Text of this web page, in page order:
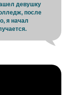
девушку
после
я начал